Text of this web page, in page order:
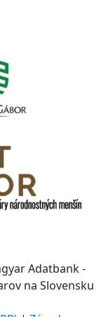
Adatbank -
na Slovensku